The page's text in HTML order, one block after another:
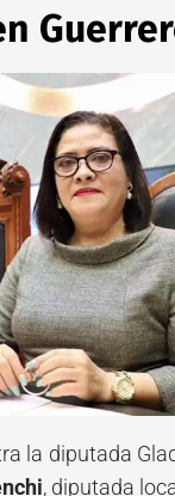
la diputada
, diputada